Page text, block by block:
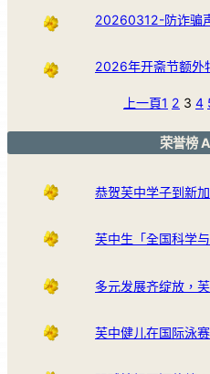
20260312-防诈骗
2026年开斋节额外
上一頁1 2 3 4
荣誉榜
恭贺芙中学子到新
芙中生「全国科学
多元发展齐绽放，
芙中健儿在国际泳赛